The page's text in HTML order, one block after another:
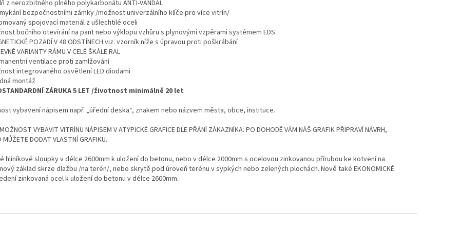
z nerozbitného plného polykarbonátu ANTI-VANDAL
bezpečnostními zámky /možnost univerzálního klíče pro více vitrín/
spojovací materiál z ušlechtilé oceli
bočního otevírání na pant nebo výklopu vzhůru s plynovými vzpěrami systémem EDS
POZADÍ V 48 ODSTÍNECH viz. vzorník níže s úpravou proti poškrábání
VARIANTY RÁMU V CELÉ ŠKÁLE RAL
ventilace proti zamlžování
integrovaného osvětlení LED diodami
montáž
ZÁRUKA 5 LET /životnost minimálně 20 let
vybavení nápisem např. „úřední deska“, znakem nebo názvem města, obce, instituce.
VYBAVIT VITRÍNU NÁPISEM V ATYPICKÉ GRAFICE DLE PŘÁNÍ ZÁKAZNÍKA. PO DOHODĚ VÁM NÁŠ GRAFIK PŘIPRAVÍ NÁVRH,
MŮŽETE DODAT VLASTNÍ GRAFIKU.
hliníkové sloupky v délce 2600mm k uložení do betonu, nebo v délce 2000mm s ocelovou zinkovanou přírubou ke kotvení na
základ skrze dlažbu /na terén/, nebo skrytě pod úroveň terénu v sypkých nebo zelených plochách. Nově také EKONOMICKÉ
zinkovaná ocel k uložení do betonu v délce 2600mm.